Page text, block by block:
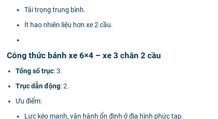
Tải trọng trung bình.
Ít hao nhiên liệu hơn xe 2 cầu.
Công thức bánh xe 6×4 – xe 3 chân 2 cầu
Tổng số trục: 3.
Trục dẫn động: 2.
Ưu điểm:
Lực kéo mạnh, vận hành ổn định ở địa hình phức tạp.